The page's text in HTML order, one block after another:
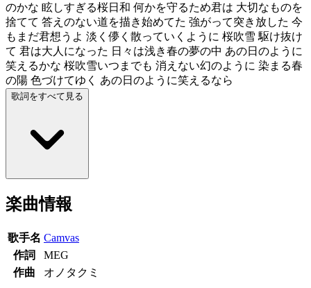
のかな 眩しすぎる桜日和 何かを守るため君は 大切なものを
捨てて 答えのない道を描き始めてた 強がって突き放した 今
もまだ君想うよ 淡く儚く散っていくように 桜吹雪 駆け抜け
て 君は大人になった 日々は浅き春の夢の中 あの日のように
笑えるかな 桜吹雪いつまでも 消えない幻のように 染まる春
の陽 色づけてゆく あの日のように笑えるなら
歌詞をすべて見る
楽曲情報
歌手名 Camvas
作詞
MEG
作曲
オノタクミ